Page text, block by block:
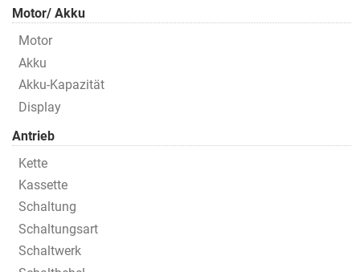
Motor/ Akku
Motor
Akku
Akku-Kapazität
Display
Antrieb
Kette
Kassette
Schaltung
Schaltungsart
Schaltwerk